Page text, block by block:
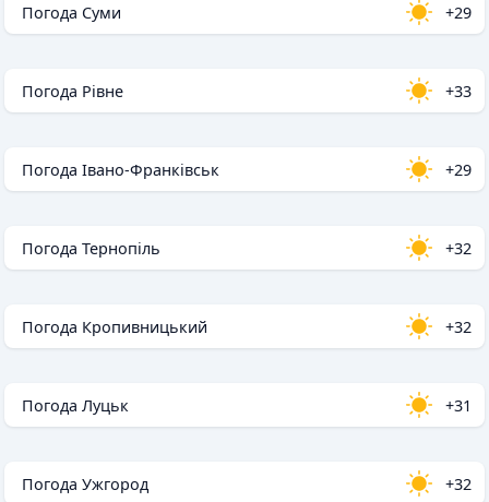
Погода Суми +29
Погода Рівне +33
Погода Івано-Франківськ +29
Погода Тернопіль +32
Погода Кропивницький +32
Погода Луцьк +31
Погода Ужгород +32